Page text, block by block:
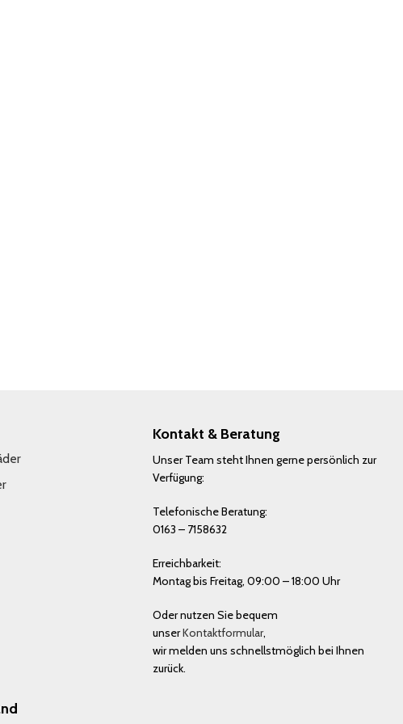
Kontakt & Beratung
Unser Team steht Ihnen gerne persönlich zur
Verfügung:
Telefonische Beratung:
0163 – 7158632
Erreichbarkeit:
Montag bis Freitag, 09:00 – 18:00 Uhr
Oder nutzen Sie bequem
unserKontaktformular,
wir melden uns schnellstmöglich bei Ihnen
zurück.